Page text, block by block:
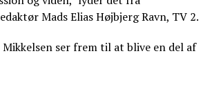
Mads Elias Højbjerg Ravn, TV 2.
Mikkelsen ser frem til at blive en del af